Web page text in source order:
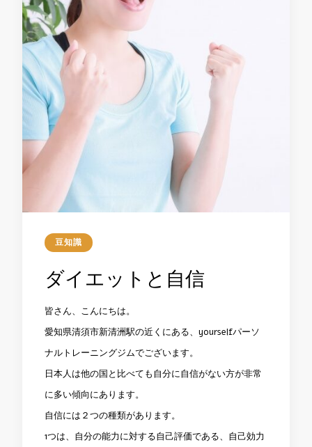
豆知識
ダイエットと自信
皆さん、こんにちは。
愛知県清須市新清洲駅の近くにある、yourselfパーソ
ナルトレーニングジムでございます。
日本人は他の国と比べても自分に自信がない方が非常
に多い傾向にあります。
自信には２つの種類があります。
1つは、自分の能力に対する自己評価である、自己効力